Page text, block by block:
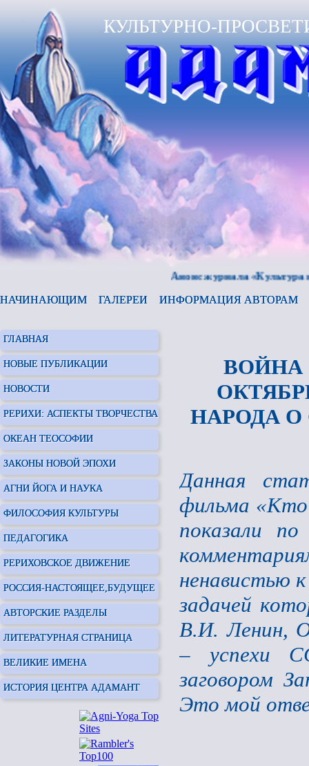
КУЛЬТУРНО-
Анонс журнала «Культура и
НАЧИНАЮЩИМ ГАЛЕРЕИ ИНФОРМАЦИЯ АВТОРАМ
ГЛАВНАЯ
НОВЫЕ ПУБЛИКАЦИИ
НОВОСТИ
РЕРИХИ: АСПЕКТЫ ТВОРЧЕСТВА
ОКЕАН ТЕОСОФИИ
ЗАКОНЫ НОВОЙ ЭПОХИ
АГНИ ЙОГА И НАУКА
ФИЛОСОФИЯ КУЛЬТУРЫ
ПЕДАГОГИКА
РЕРИХОВСКОЕ ДВИЖЕНИЕ
РОССИЯ-НАСТОЯЩЕЕ,БУДУЩЕЕ
АВТОРСКИЕ РАЗДЕЛЫ
ЛИТЕРАТУРНАЯ СТРАНИЦА
ВЕЛИКИЕ ИМЕНА
ИСТОРИЯ ЦЕНТРА АДАМАНТ
ВОЙНА
НАРОДА О
Данная
фильма «Кто
показали
ненавистью
задачей
В.И. Ленин,
– успехи
заговором
Это мой